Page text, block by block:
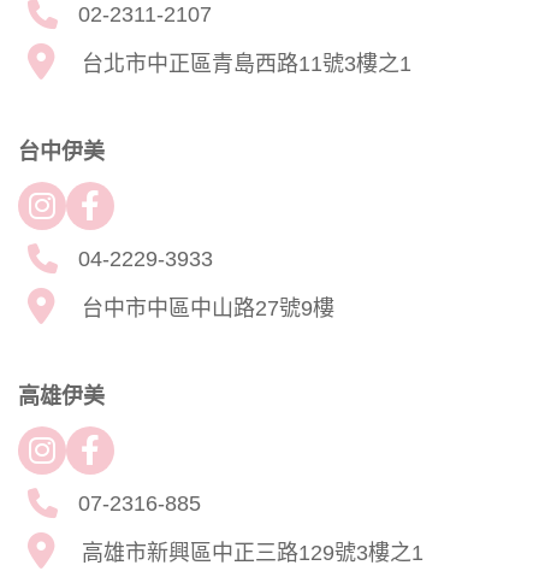
02-2311-2107
台北市中正區青島西路11號3樓之1
台中伊美
04-2229-3933
台中市中區中山路27號9樓
高雄伊美
07-2316-885
高雄市新興區中正三路129號3樓之1